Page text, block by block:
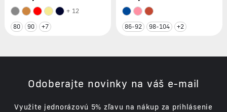
+ 12
80 90 +7 86-92 98-104 +2
Odoberajte novinky na váš e-mail
Využite jednorázovú 5% zľavu na nákup za prihlásenie